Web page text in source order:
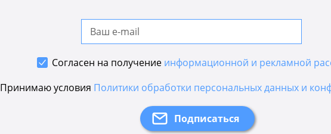
Согласен на получение информационной и рекламной
Принимаю условия Политики обработки персональных данных и